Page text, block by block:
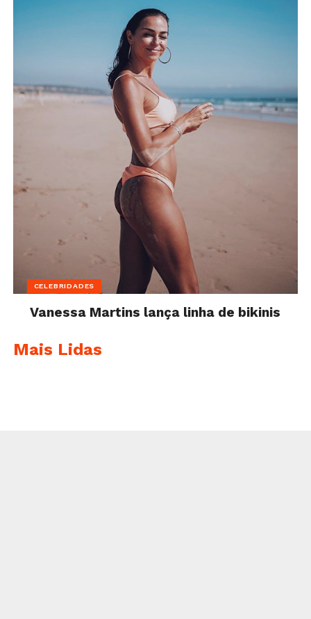
CELEBRIDADES
Vanessa Martins lança linha de bikinis
Mais Lidas